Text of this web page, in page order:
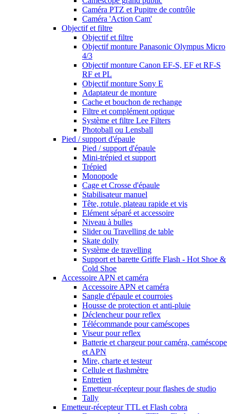
Caméra PTZ et Pupitre de contrôle
Caméra 'Action Cam'
Objectif et filtre
Objectif et filtre
Objectif monture Panasonic Olympus Micro
4/3
Objectif monture Canon EF-S, EF et RF-S
RF et PL
Objectif monture Sony E
Adaptateur de monture
Cache et bouchon de rechange
Filtre et complément optique
Système et filtre Lee Filters
Photoball ou Lensball
Pied / support d'épaule
Pied / support d'épaule
Mini-trépied et support
Trépied
Monopode
Cage et Crosse d'épaule
Stabilisateur manuel
Tête, rotule, plateau rapide et vis
Elément séparé et accessoire
Niveau à bulles
Slider ou Travelling de table
Skate dolly
Système de travelling
Support et barette Griffe Flash - Hot Shoe &
Cold Shoe
Accessoire APN et caméra
Accessoire APN et caméra
Sangle d'épaule et courroies
Housse de protection et anti-pluie
Déclencheur pour reflex
Télécommande pour caméscopes
Viseur pour reflex
Batterie et chargeur pour caméra, caméscope
et APN
Mire, charte et testeur
Cellule et flashmètre
Entretien
Emetteur-récepteur pour flashes de studio
Tally
Emetteur-récepteur TTL et Flash cobra